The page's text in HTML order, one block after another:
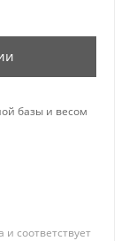
базы и весом
соответствует